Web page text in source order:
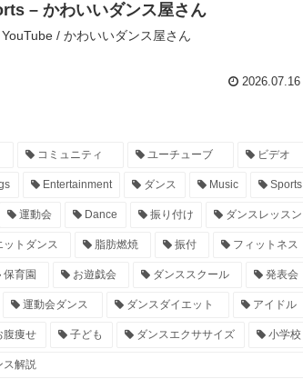
– かわいいダンス屋さん
/ かわいいダンス屋さん
2026.07.16
コミュニティ ユーチューブ ビデオ
Entertainment ダンス Music Sports
運動会 Dance 振り付け ダンスレッスン
ットダンス 脂肪燃焼 振付 フィットネス
保育園 お遊戯会 ダンススクール 発表会
運動会ダンス ダンスダイエット アイドル
腹痩せ 子ども ダンスエクササイズ 小学校
ス解説